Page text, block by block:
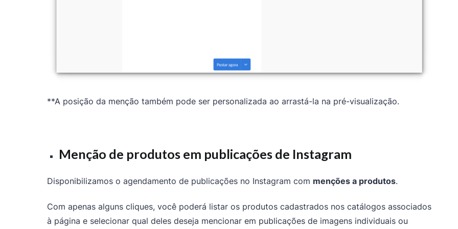
**A posição da menção também pode ser personalizada ao arrastá-la na pré-visualização.
Menção de produtos em publicações de Instagram
Disponibilizamos o agendamento de publicações no Instagram com menções a produtos.
Com apenas alguns cliques, você poderá listar os produtos cadastrados nos catálogos associados
à página e selecionar qual deles deseja mencionar em publicações de imagens individuais ou